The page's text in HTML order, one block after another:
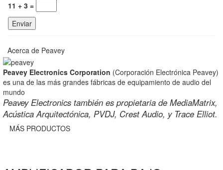
11 + 3 =
Acerca de Peavey
Peavey Electronics Corporation (Corporación Electrónica Peavey)
es una de las más grandes fábricas de equipamiento de audio del
mundo
Peavey Electronics también es propietaria de MediaMatrix,
Acústica Arquitectónica, PVDJ, Crest Audio, y Trace Elliot.
MÁS PRODUCTOS